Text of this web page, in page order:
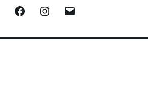
FacebookInstagram